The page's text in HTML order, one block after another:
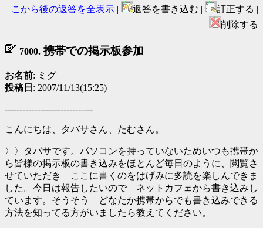
こから後の返答を全表示 | 返答を書き込む |
訂正する |
削除する
7000. 携帯での掲示板参加
お名前: ミグ
投稿日 : 2007/11/13(15:25)
------------------------------
こんにちは、タバサさん、たむさん。
〉〉タバサです。パソコンを持っていないためいつも携帯か
ら皆様の掲示板の書き込みをほとんど毎日のように、閲覧さ
せていただき ここに書くのをはげみに多読を楽しんできま
した。今日は報告したいので ネットカフェから書き込みし
ています。そうそう どなたか携帯からでも書き込みできる
方法を知ってる方がいましたら教えてください。